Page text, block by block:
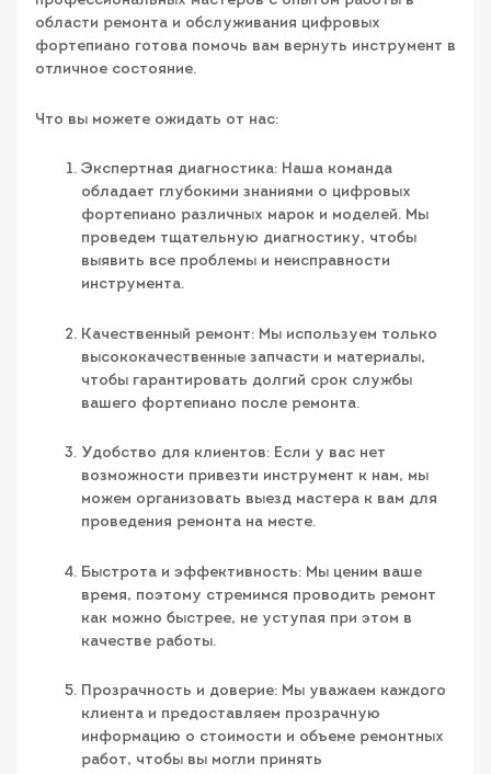
области ремонта и обслуживания цифровых
фортепиано готова помочь вам вернуть инструмент в
отличное состояние.
Что вы можете ожидать от нас:
Экспертная диагностика: Наша команда
обладает глубокими знаниями о цифровых
фортепиано различных марок и моделей. Мы
проведем тщательную диагностику, чтобы
выявить все проблемы и неисправности
инструмента.
Качественный ремонт: Мы используем только
высококачественные запчасти и материалы,
чтобы гарантировать долгий срок службы
вашего фортепиано после ремонта.
Удобство для клиентов: Если у вас нет
возможности привезти инструмент к нам, мы
можем организовать выезд мастера к вам для
проведения ремонта на месте.
Быстрота и эффективность: Мы ценим ваше
время, поэтому стремимся проводить ремонт
как можно быстрее, не уступая при этом в
качестве работы.
Прозрачность и доверие: Мы уважаем каждого
клиента и предоставляем прозрачную
информацию о стоимости и объеме ремонтных
работ, чтобы вы могли принять